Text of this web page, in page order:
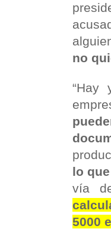
no
“Hay
lo
vía
5000